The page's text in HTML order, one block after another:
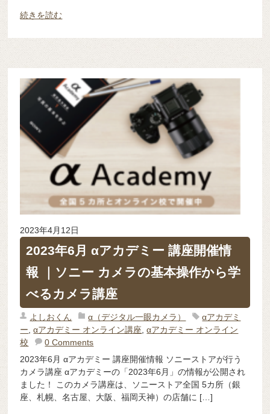
続きを読む
2023年4月12日
2023年6月 αアカデミー 講座開催情
報 ｜ソニー カメラの基本操作から学
べるカメラ講座
よしおくん α（デジタル一眼カメラ）
αアカデミ
ー ,αアカデミー オンライン講座 ,αアカデミー オンライン
校
0 Comments
2023年6月 αアカデミー 講座開催情報 ソニーストアが行う
カメラ講座 αアカデミーの「2023年6月」の情報が公開され
ました！ このカメラ講座は、ソニーストア全国 5カ所（銀
座、札幌、名古屋、大阪、福岡天神）の店舗に […]